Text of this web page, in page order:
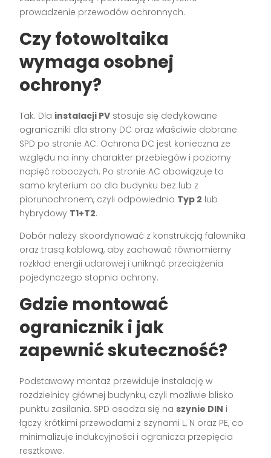
prowadzenie przewodów ochronnych.
Czy fotowoltaika
wymaga osobnej
ochrony?
Tak. Dla instalacji PV stosuje się dedykowane
ograniczniki dla strony DC oraz właściwie dobrane
SPD po stronie AC. Ochrona DC jest konieczna ze
względu na inny charakter przebiegów i poziomy
napięć roboczych. Po stronie AC obowiązuje to
samo kryterium co dla budynku bez lub z
piorunochronem, czyli odpowiednio Typ 2 lub
hybrydowy T1+T2.
Dobór należy skoordynować z konstrukcją falownika
oraz trasą kablową, aby zachować równomierny
rozkład energii udarowej i uniknąć przeciążenia
pojedynczego stopnia ochrony.
Gdzie montować
ogranicznik i jak
zapewnić skuteczność?
Podstawowy montaż przewiduje instalację w
rozdzielnicy głównej budynku, czyli możliwie blisko
punktu zasilania. SPD osadza się na szynie DIN i
łączy krótkimi przewodami z szynami L, N oraz PE, co
minimalizuje indukcyjności i ogranicza przepięcia
resztkowe.